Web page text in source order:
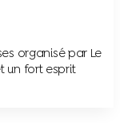
organisé par Le
un fort esprit